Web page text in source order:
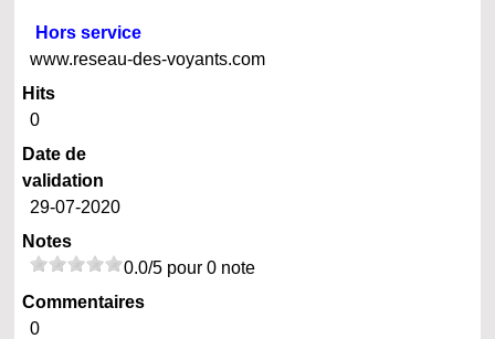
Hors service
www.reseau-des-voyants.com
Hits
0
Date de
validation
29-07-2020
Notes
0.0/5 pour 0 note
Commentaires
0